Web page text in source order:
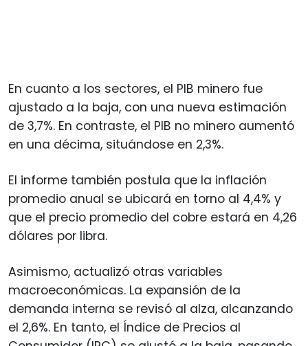
En cuanto a los sectores, el PIB minero fue
ajustado a la baja, con una nueva estimación
de 3,7%. En contraste, el PIB no minero aumentó
en una décima, situándose en 2,3%.
El informe también postula que la inflación
promedio anual se ubicará en torno al 4,4% y
que el precio promedio del cobre estará en 4,26
dólares por libra.
Asimismo, actualizó otras variables
macroeconómicas. La expansión de la
demanda interna se revisó al alza, alcanzando
el 2,6%. En tanto, el Índice de Precios al